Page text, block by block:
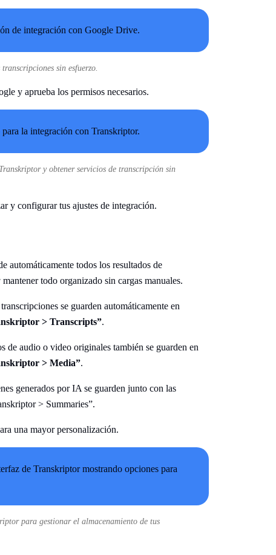
sin esfuerzo.
y aprueba los permisos necesarios.
y obtener servicios de transcripción sin
y configurar tus ajustes de integración.
automáticamente todos los resultados de
todo organizado sin cargas manuales.
se guarden automáticamente en
> Transcripts”.
de audio o video originales también se guarden en
> Media”.
generados por IA se guarden junto con las
> Summaries”.
una mayor personalización.
para gestionar el almacenamiento de tus